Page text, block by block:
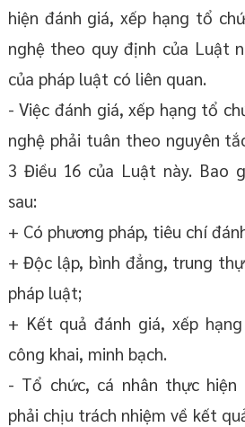
hiện đánh giá, xếp hạng tổ
nghệ theo quy định của Luật
của pháp luật có liên quan.
- Việc đánh giá, xếp hạng tổ
nghệ phải tuân theo nguyên
3 Điều 16 của Luật này. Bao
sau:
+ Có phương pháp, tiêu chí
+ Độc lập, bình đẳng, trung
pháp luật;
+ Kết quả đánh giá, xếp
công khai, minh bạch.
- Tổ chức, cá nhân thực hiện
phải chịu trách nhiệm về kết